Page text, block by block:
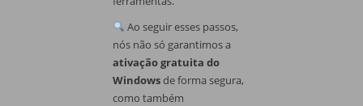
Ao seguir esses passos,
nós não só garantimos a
ativação gratuita do
Windowsde forma segura,
como também